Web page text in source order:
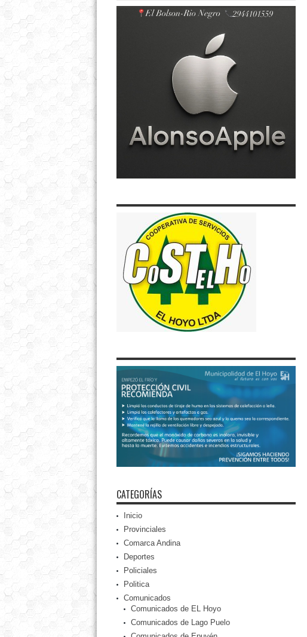
CATEGORÍAS
Inicio
Provinciales
Comarca Andina
Deportes
Policiales
Politica
Comunicados
Comunicados de EL Hoyo
Comunicados de Lago Puelo